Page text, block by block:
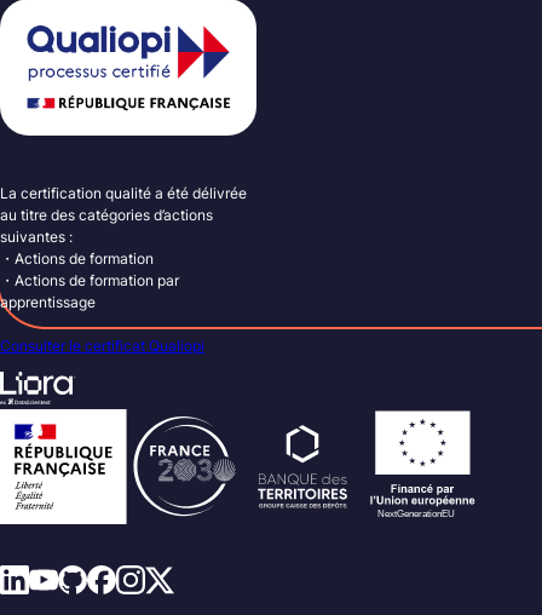
La certification qualité a été délivrée
au titre des catégories d’actions
suivantes :
・Actions de formation
・Actions de formation par
apprentissage
Consulter le certificat Qualiopi